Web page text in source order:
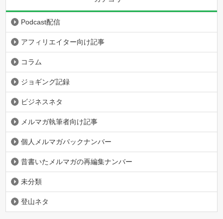
Podcast配信
アフィリエイター向け記事
コラム
ジョギング記録
ビジネスネタ
メルマガ執筆者向け記事
個人メルマガバックナンバー
昔書いたメルマガの再編集ナンバー
未分類
登山ネタ